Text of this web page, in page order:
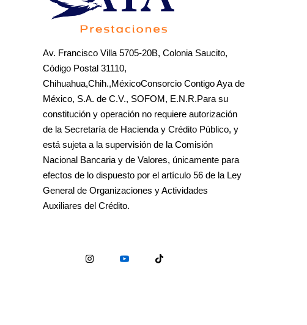
Av. Francisco Villa 5705-20B, Colonia Saucito,
Código Postal 31110,
Chihuahua,Chih.,MéxicoConsorcio Contigo Aya de
México, S.A. de C.V., SOFOM, E.N.R.Para su
constitución y operación no requiere autorización
de la Secretaría de Hacienda y Crédito Público, y
está sujeta a la supervisión de la Comisión
Nacional Bancaria y de Valores, únicamente para
efectos de lo dispuesto por el artículo 56 de la Ley
General de Organizaciones y Actividades
Auxiliares del Crédito.